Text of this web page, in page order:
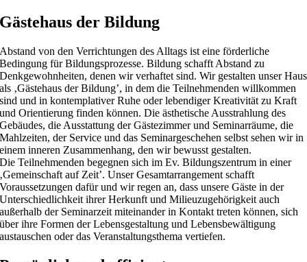
Gästehaus der Bildung
Abstand von den Verrichtungen des Alltags ist eine förderliche
Bedingung für Bildungsprozesse. Bildung schafft Abstand zu
Denkgewohnheiten, denen wir verhaftet sind. Wir gestalten unser Haus
als ‚Gästehaus der Bildung’, in dem die Teilnehmenden willkommen
sind und in kontemplativer Ruhe oder lebendiger Kreativität zu Kraft
und Orientierung finden können. Die ästhetische Ausstrahlung des
Gebäudes, die Ausstattung der Gästezimmer und Seminarräume, die
Mahlzeiten, der Service und das Seminargeschehen selbst sehen wir in
einem inneren Zusammenhang, den wir bewusst gestalten.
Die Teilnehmenden begegnen sich im Ev. Bildungszentrum in einer
‚Gemeinschaft auf Zeit’. Unser Gesamtarrangement schafft
Voraussetzungen dafür und wir regen an, dass unsere Gäste in der
Unterschiedlichkeit ihrer Herkunft und Milieuzugehörigkeit auch
außerhalb der Seminarzeit miteinander in Kontakt treten können, sich
über ihre Formen der Lebensgestaltung und Lebensbewältigung
austauschen oder das Veranstaltungsthema vertiefen.